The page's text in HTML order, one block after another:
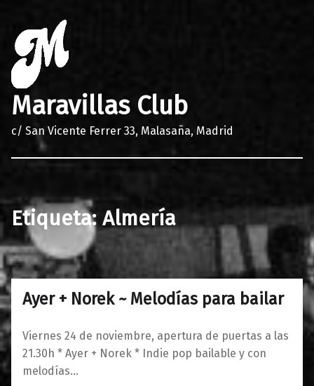
Maravillas Club
c/ San Vicente Ferrer 33, Malasaña, Madrid
Etiqueta: Almería
Ayer + Norek ~ Melodías para bailar
Viernes 24 de noviembre, apertura de puertas a las
21.30h * Ayer + Norek * Indie pop bailable y con
melodías…
21/11/20170
Maravillas